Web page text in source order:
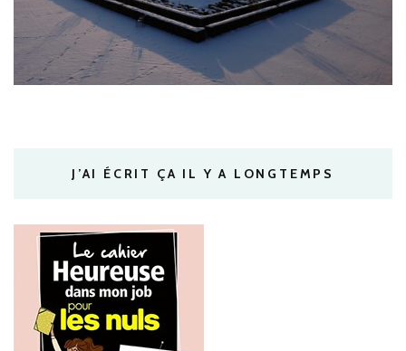
J’AI ÉCRIT ÇA IL Y A LONGTEMPS